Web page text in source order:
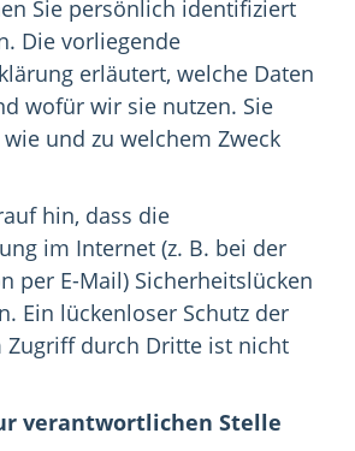
Sie persönlich identifiziert
Die vorliegende
erläutert, welche Daten
wofür wir sie nutzen. Sie
und zu welchem Zweck
hin, dass die
im Internet (z. B. bei der
per E-Mail) Sicherheitslücken
Ein lückenloser Schutz der
Zugriff durch Dritte ist nicht
verantwortlichen Stelle